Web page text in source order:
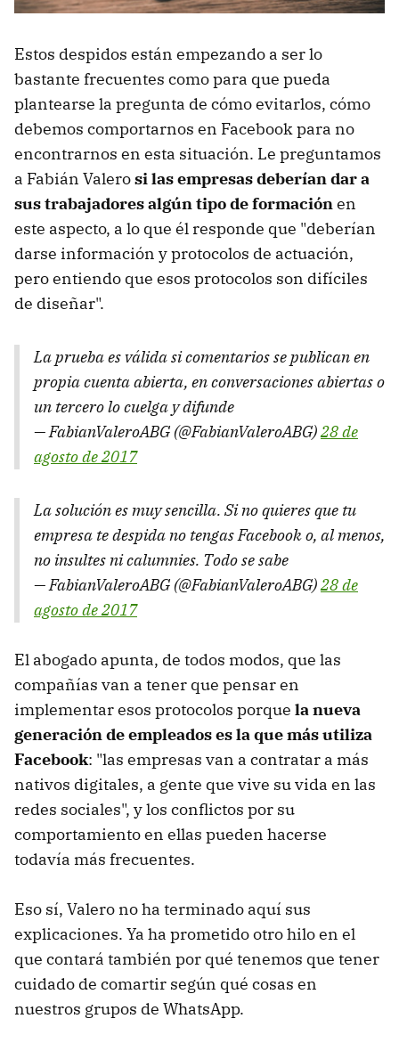
Estos despidos están empezando a ser lo
bastante frecuentes como para que pueda
plantearse la pregunta de cómo evitarlos, cómo
debemos comportarnos en Facebook para no
encontrarnos en esta situación. Le preguntamos
a Fabián Valerosi las empresas deberían dar a
sus trabajadores algún tipo de formaciónen
este aspecto, a lo que él responde que "deberían
darse información y protocolos de actuación,
pero entiendo que esos protocolos son difíciles
de diseñar".
La prueba es válida si comentarios se publican en
propia cuenta abierta, en conversaciones abiertas o
un tercero lo cuelga y difunde
— FabianValeroABG (@FabianValeroABG)28 de
agosto de 2017
La solución es muy sencilla. Si no quieres que tu
empresa te despida no tengas Facebook o, al menos,
no insultes ni calumnies. Todo se sabe
— FabianValeroABG (@FabianValeroABG)28 de
agosto de 2017
El abogado apunta, de todos modos, que las
compañías van a tener que pensar en
implementar esos protocolos porque la nueva
generación de empleados es la que más utiliza
Facebook: "las empresas van a contratar a más
nativos digitales, a gente que vive su vida en las
redes sociales", y los conflictos por su
comportamiento en ellas pueden hacerse
todavía más frecuentes.
Eso sí, Valero no ha terminado aquí sus
explicaciones. Ya ha prometido otro hilo en el
que contará también por qué tenemos que tener
cuidado de comartir según qué cosas en
nuestros grupos de WhatsApp.